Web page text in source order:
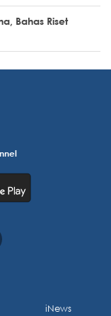
Bahas Riset
iNews